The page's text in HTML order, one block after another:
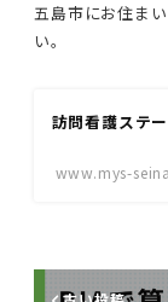
五島市にお住ま
い。
訪問看護ステ
www.mys-